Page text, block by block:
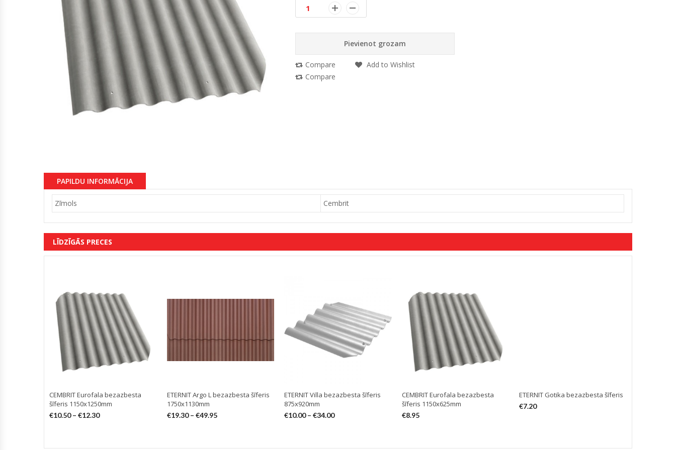
Pievienot grozam
Compare
Add to Wishlist
Compare
PAPILDU INFORMĀCIJA
Zīmols Cembrit
LĪDZĪGĀS PRECES
CEMBRIT Eurofala bezazbesta
šīferis 1150x1250mm
€10.50– €12.30
ETERNIT Argo L bezazbesta šīferis
1750x1130mm
€19.30– €49.95
ETERNIT Villa bezazbesta šīferis
875x920mm
€10.00–€34.00
CEMBRIT Eurofala bezazbesta
šīferis 1150x625mm
€8.95
ETERNIT Gotika bezazbesta šīferis
€7.20